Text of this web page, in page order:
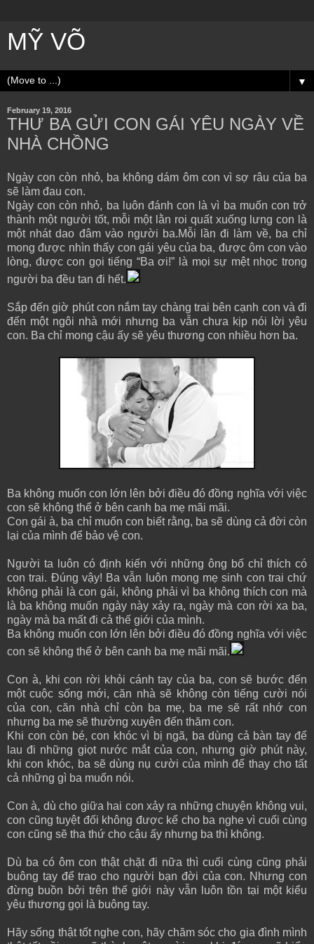
MỸ VÕ
▼
February 19, 2016
THƯ BA GỬI CON GÁI YÊU NGÀY VỀ
NHÀ CHỒNG
Ngày con còn nhỏ, ba không dám ôm con vì sợ râu của ba
sẽ làm đau con.
Ngày con còn nhỏ, ba luôn đánh con là vì ba muốn con trở
thành một người tốt, mỗi một lằn roi quất xuống lưng con là
một nhát dao đâm vào người ba.Mỗi lần đi làm về, ba chỉ
mong được nhìn thấy con gái yêu của ba, được ôm con vào
lòng, được con gọi tiếng “Ba ơi!” là mọi sự mệt nhọc trong
người ba đều tan đi hết.
Sắp đến giờ phút con nắm tay chàng trai bên cạnh con và đi
đến một ngôi nhà mới nhưng ba vẫn chưa kịp nói lời yêu
con. Ba chỉ mong cậu ấy sẽ yêu thương con nhiều hơn ba.
Ba không muốn con lớn lên bởi điều đó đồng nghĩa với việc
con sẽ không thể ở bên canh ba mẹ mãi mãi.
Con gái à, ba chỉ muốn con biết rằng, ba sẽ dùng cả đời còn
lại của mình để bảo vệ con.
Người ta luôn có định kiến với những ông bố chỉ thích có
con trai. Đúng vậy! Ba vẫn luôn mong mẹ sinh con trai chứ
không phải là con gái, không phải vì ba không thích con mà
là ba không muốn ngày này xảy ra, ngày mà con rời xa ba,
ngày mà ba mất đi cả thế giới của mình.
Ba không muốn con lớn lên bởi điều đó đồng nghĩa với việc
con sẽ không thể ở bên canh ba mẹ mãi mãi.
Con à, khi con rời khỏi cánh tay của ba, con sẽ bước đến
một cuộc sống mới, căn nhà sẽ không còn tiếng cười nói
của con, căn nhà chỉ còn ba mẹ, ba mẹ sẽ rất nhớ con
nhưng ba mẹ sẽ thường xuyên đến thăm con.
Khi con còn bé, con khóc vì bị ngã, ba dùng cả bàn tay để
lau đi những giọt nước mắt của con, nhưng giờ phút này,
khi con khóc, ba sẽ dùng nụ cười của mình để thay cho tất
cả những gì ba muốn nói.
Con à, dù cho giữa hai con xảy ra những chuyện không vui,
con cũng tuyệt đối không được kể cho ba nghe vì cuối cùng
con cũng sẽ tha thứ cho cậu ấy nhưng ba thì không.
Dù ba có ôm con thật chặt đi nữa thì cuối cùng cũng phải
buông tay để trao cho người bạn đời của con. Nhưng con
đừng buồn bởi trên thế giới này vẫn luôn tồn tại một kiểu
yêu thương gọi là buông tay.
Hãy sống thật tốt nghe con, hãy chăm sóc cho gia đình mình